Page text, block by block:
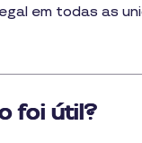
em todas as